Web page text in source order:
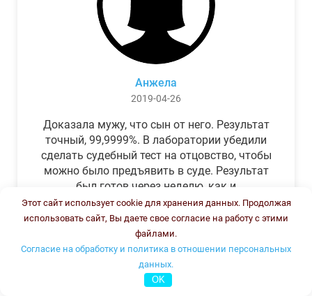
Анжела
2019-04-26
Доказала мужу, что сын от него. Результат
точный, 99,9999%. В лаборатории убедили
сделать судебный тест на отцовство, чтобы
можно было предъявить в суде. Результат
был готов через неделю, как и
обещали.Теперь муж бегает и извиняется.
Этот сайт использует cookie для хранения данных. Продолжая
использовать сайт, Вы даете свое согласие на работу с этими
файлами.
Согласие на обработку и политика в отношении персональных
данных.
OK